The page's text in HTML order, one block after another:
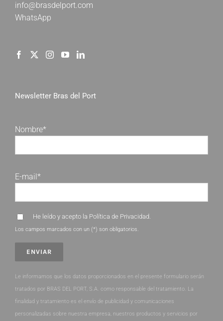
info@brasdelport.com
WhatsApp
Newsletter Bras del Port
Nombre*
E-mail*
He leído y acepto la Política de Privacidad.
Los campos marcados con un (*) son obligatorios.
Le informamos que los datos proporcionados en el presente formulario serán
tratados por BRAS DEL PORT, S.A. como responsable del tratamiento. La
finalidad y tratamiento es el envío de publicidad y comunicaciones
personalizadas sobre nuestra empresa, nuestros productos y servicios por